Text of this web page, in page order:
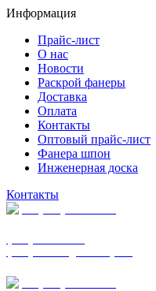
Информация
Прайс-лист
О нас
Новости
Раскрой фанеры
Доставка
Оплата
Контакты
Оптовый прайс-лист
Фанера шпон
Инженерная доска
Контакты